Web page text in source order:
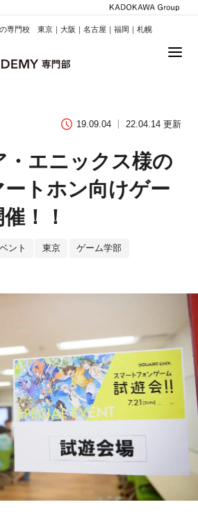
専門校 東京｜大阪｜名古屋｜福岡｜札幌
19.09.04 22.04.14 更新
・エニックス様の
ートホン向けゲー
！！
ント 東京 ゲーム学部